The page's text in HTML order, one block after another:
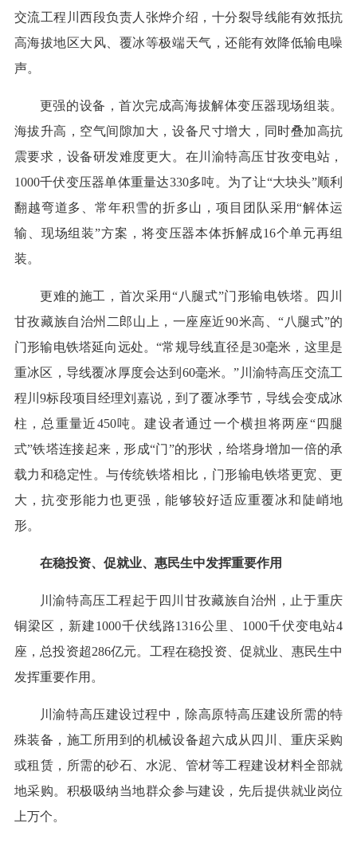
交流工程川西段负责人张烨介绍，十分裂导线能有效抵抗
高海拔地区大风、覆冰等极端天气，还能有效降低输电噪
声。
更强的设备，首次完成高海拔解体变压器现场组装。
海拔升高，空气间隙加大，设备尺寸增大，同时叠加高抗
震要求，设备研发难度更大。在川渝特高压甘孜变电站，
1000千伏变压器单体重量达330多吨。为了让“大块头”顺利
翻越弯道多、常年积雪的折多山，项目团队采用“解体运
输、现场组装”方案，将变压器本体拆解成16个单元再组
装。
更难的施工，首次采用“八腿式”门形输电铁塔。四川
甘孜藏族自治州二郎山上，一座座近90米高、“八腿式”的
门形输电铁塔延向远处。“常规导线直径是30毫米，这里是
重冰区，导线覆冰厚度会达到60毫米。”川渝特高压交流工
程川9标段项目经理刘嘉说，到了覆冰季节，导线会变成冰
柱，总重量近450吨。建设者通过一个横担将两座“四腿
式”铁塔连接起来，形成“门”的形状，给塔身增加一倍的承
载力和稳定性。与传统铁塔相比，门形输电铁塔更宽、更
大，抗变形能力也更强，能够较好适应重覆冰和陡峭地
形。
在稳投资、促就业、惠民生中发挥重要作用
川渝特高压工程起于四川甘孜藏族自治州，止于重庆
铜梁区，新建1000千伏线路1316公里、1000千伏变电站4
座，总投资超286亿元。工程在稳投资、促就业、惠民生中
发挥重要作用。
川渝特高压建设过程中，除高原特高压建设所需的特
殊装备，施工所用到的机械设备超六成从四川、重庆采购
或租赁，所需的砂石、水泥、管材等工程建设材料全部就
地采购。积极吸纳当地群众参与建设，先后提供就业岗位
上万个。